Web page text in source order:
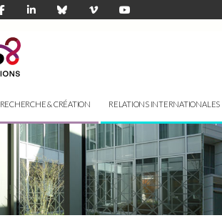
RECHERCHE & CRÉATION RELATIONS INTERNATIONALES